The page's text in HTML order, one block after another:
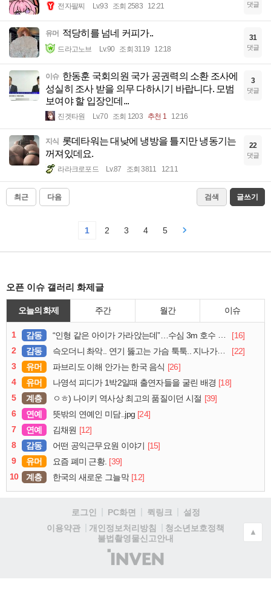
전자팔찌 Lv.93 조회 2583 12:21 댓글
유머 적당히를 넘네 커피가..
드라고노브 Lv.90 조회 3119 12:18
31
댓글
이슈 한동훈 국회의원 국가 공권력의 소환 조사에
성실히 조사 받을 의무 다하시기 바랍니다. 모범
보여야 할 입장인데...
진겟타원 Lv.70 조회 1203 추천 1 12:16
3
댓글
지식
롯데타워는 대낮에 냉방을 틀지만 냉동기는
꺼져있데요.
라라크로포드 Lv.87 조회 3811 12:11
22
댓글
최근 다음 검색 글쓰기
1 2 3 4 5
오픈 이슈 갤러리 화제글
오늘의 화제 주간 월간 이슈
1 감동 “인형 같은 아이가 가라앉는데”…수심 3m 호수 뛰어든 60대 의인
[16]
2
감동 슥오더니 촤악.. 연기 뚫고는 가슴 툭툭.. 지나가던 아재의 정체
[22]
3
유머 파브리도 이해 안가는 한국 음식 [26]
4
유머 나영석 피디가 1박2일때 출연자들을 굴린 배경 [18]
5
계층 ㅇㅎ) 나이키 역사상 최고의 품질이던 시절 [39]
6
연예 뜻밖의 연예인 미담..jpg [24]
7
연예 김채원 [12]
8
감동 어떤 공익근무요원 이야기 [15]
9
유머 요즘 폐미 근황. [39]
10
계층 한국의 새로운 그늘막 [12]
로그인 PC화면 퀵링크
설정
이용약관
개인정보처리방침
청소년보호정책
불법촬영물신고안내
(주)
인
▲